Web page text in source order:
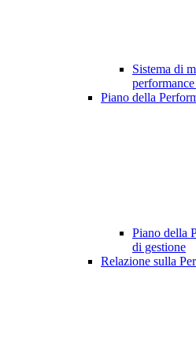
Sistema di
performance
Piano della
Piano della
di gestione
Relazione sulla